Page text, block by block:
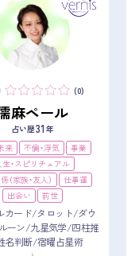
(0)
麻ペール
占い歴31年
来
不倫・浮気
事業
生・スピリチュアル
（家族・友人）
仕事運
出会い
前世
カード/タロット/ダウ
ーン/九星気学/四柱推
名判断/宿曜占星術